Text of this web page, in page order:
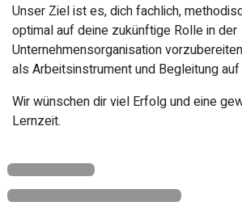
Unser Ziel ist es, dich fachlich,
optimal auf deine zukünftige Rolle in der
Unternehmensorganisation
als Arbeitsinstrument und Begleitung
Wir wünschen dir viel Erfolg und eine
Lernzeit.